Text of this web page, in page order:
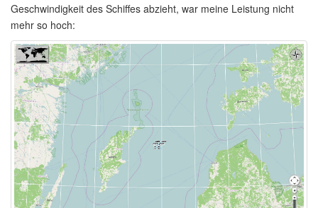
Geschwindigkeit des Schiffes abzieht, war meine Leistung nicht
mehr so hoch: